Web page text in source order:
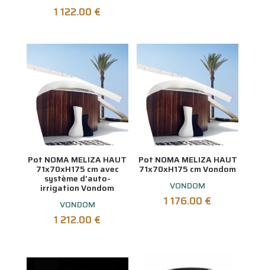
1 122.00 €
Pot NOMA MELIZA HAUT
71x70xH175 cm avec
système d’auto-
irrigation Vondom
VONDOM
1 212.00 €
Pot NOMA MELIZA HAUT
71x70xH175 cm Vondom
VONDOM
1 176.00 €